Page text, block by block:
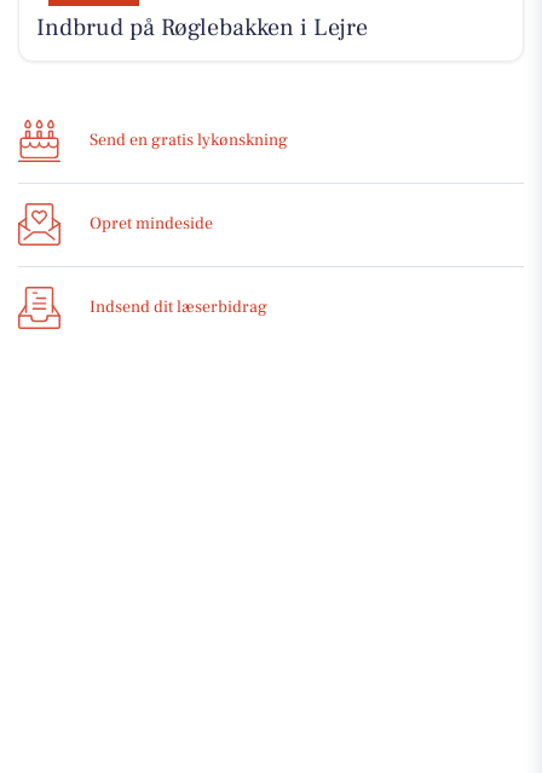
Indbrud på Røglebakken i Lejre
Send en gratis lykønskning
Opret mindeside
Indsend dit læserbidrag